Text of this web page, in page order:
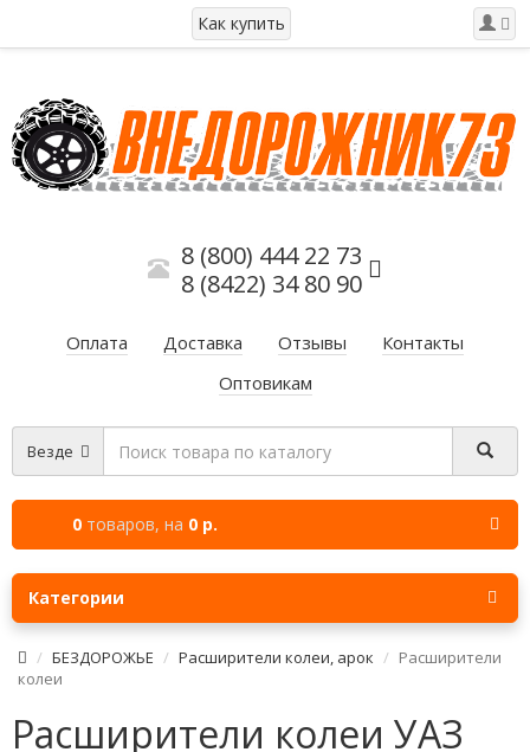
Как купить
8 (800) 444 22 73
8 (8422) 34 80 90
Оплата Доставка Отзывы
Контакты
Оптовикам
Везде
0 товаров, на 0 р.
Категории
БЕЗДОРОЖЬЕ Расширители колеи, арок
Расширители
колеи
Расширители колеи УАЗ